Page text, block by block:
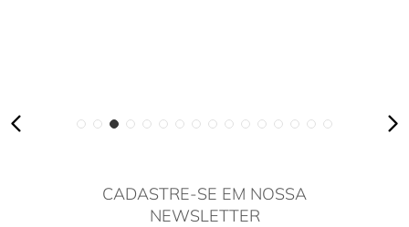
CADASTRE-SE EM NOSSA
NEWSLETTER